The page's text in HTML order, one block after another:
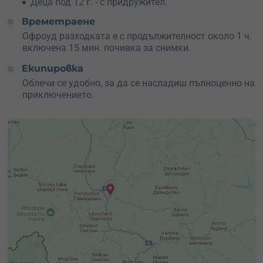
Деца под 12 г. - с придружител.
Времетраене
Офроуд разходката е с продължителност около 1 ч.
включена 15 мин. почивка за снимки.
Екипировка
Облечи се удобно, за да се насладиш пълноценно на
приключението.